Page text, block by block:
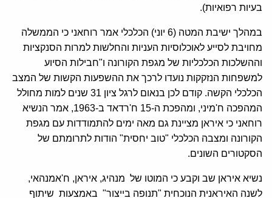
בעיות רפואיות).
במהלך ישיבת המטה (6 יוני) הכלכלי אמר רוחאני כי הממשלה
מחויבת לסייע לאוכלוסיות העניות והחלשות למרות הסנקציות
וההשלכות הכלכליות של מגפת הקורונה ו"חבילות הסיוע
למשפחות הנזקקות נועדו לרכך את ההשפעות הקשות של המצב
הכלכלי הקשה. קודם לכן בנאום לרגל ציון 31 שנים למות מחולל
המהפכה ח'מיני, ומהפכת ה-15 ח'רדאד ב-1963, אמר הנשיא
רוחאני כי איראן מציינת גם מאה ימים להתמודדות עם מגפת
הקורונה ומצבה הכלכלי "טוב יחסית" הודות לתרומתם של
הסקטורים השונים.
נשיא איראן שב וקבע כי המוטו של מנהיג, איראן, ח'אמנהאי,
לשנה האיראנית הנוכחית "תנופה בייצור" באמצעות שיתוף